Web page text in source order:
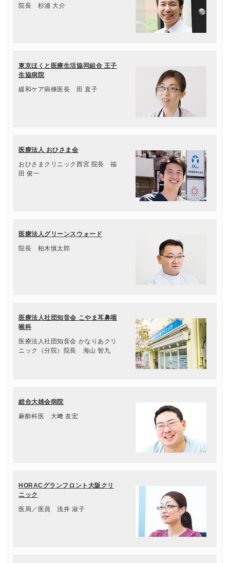
院長 杉浦 大介
東京ほくと医療生活協同組合 王子
生協病院
緩和ケア病棟医長 田 直子
医療法人 おひさま会
おひさまクリニック西宮 院長 福
田 俊一
医療法人グリーンスウォード
院長 柏木慎太郎
医療法人社団知音会 こやま耳鼻咽
喉科
医療法人社団知音会 かなりあクリ
ニック（分院）院長 海山 智九
総合大雄会病院
麻酔科医 大﨑 友宏
HORACグランフロント大阪クリ
ニック
医局／医員 浅井 淑子